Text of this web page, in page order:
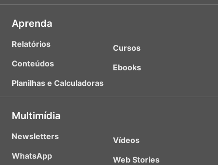
Aprenda
Relatórios
Conteúdos
Planilhas e Calculadoras
Cursos
Ebooks
Multimídia
Newsletters
WhatsApp
Vídeos
Web Stories